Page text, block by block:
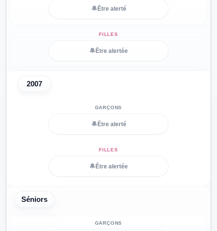
🔔 Être alerté
🔔 Être alertée
2007
🔔 Être alerté
🔔 Être alertée
Séniors